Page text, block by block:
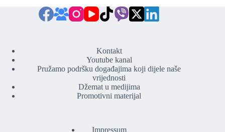
Kontakt
Youtube kanal
Pružamo podršku događajima koji dijele naše
vrijednosti
Džemat u medijima
Promotivni materijal
Impressum